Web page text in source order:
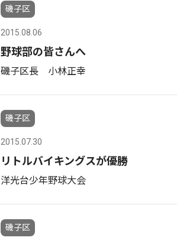
磯子区
2015.08.06
野球部の皆さんへ
磯子区長 小林正幸
磯子区
2015.07.30
リトルバイキングスが優勝
洋光台少年野球大会
磯子区